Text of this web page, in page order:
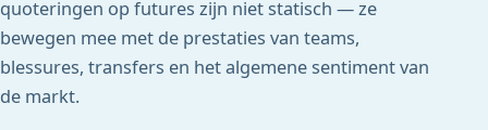
quoteringen op futures zijn niet statisch — ze
bewegen mee met de prestaties van teams,
blessures, transfers en het algemene sentiment van
de markt.